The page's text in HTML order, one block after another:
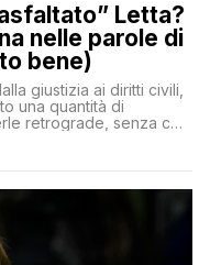
Letta?
nelle parole di
bene)
giustizia ai diritti civili,
una quantità di
retrograde, senza che
abbia fatto notare